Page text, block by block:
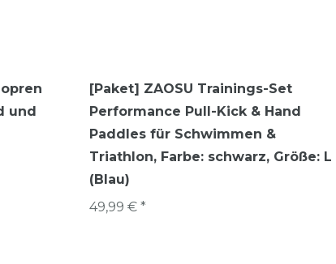
und
[Paket] ZAOSU Trainings-Set
Performance Pull-Kick & Hand
Paddles für Schwimmen &
Triathlon, Farbe: schwarz, Größe: L
(Blau)
49,99 € *